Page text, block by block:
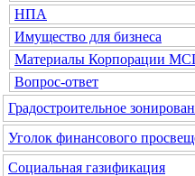
НПА
Имущество для бизнеса
Материалы Корпорации
Вопрос-ответ
Градостроительное
Уголок финансового
Социальная газификация